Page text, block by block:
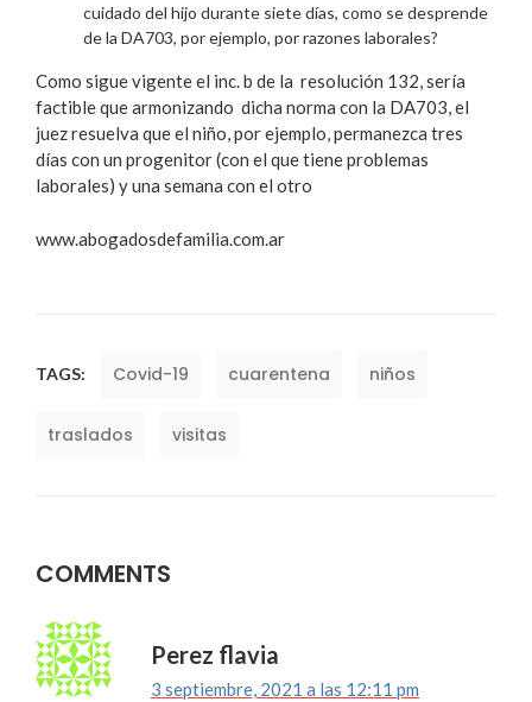
cuidado del hijo durante siete días, como se desprende
de la DA703, por ejemplo, por razones laborales?
Como sigue vigente el inc. b de la resolución 132, sería
factible que armonizando dicha norma con la DA703, el
juez resuelva que el niño, por ejemplo, permanezca tres
días con un progenitor (con el que tiene problemas
laborales) y una semana con el otro
www.abogadosdefamilia.com.ar
TAGS: Covid-19 cuarentena niños
traslados visitas
COMMENTS
Perez flavia
3 septiembre, 2021 a las 12:11 pm